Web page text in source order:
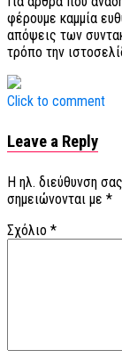
φέρουμε καμμία
απόψεις των
τρόπο την
Click to comment
Leave a Reply
Η ηλ. διεύθυνση
σημειώνονται με *
Σχόλιο *